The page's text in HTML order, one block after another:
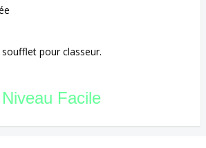
pour classeur.
Niveau Facile